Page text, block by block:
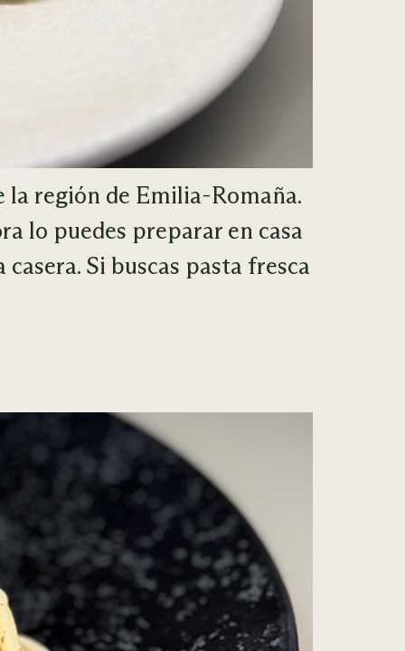
la región de Emilia-Romaña.
lo puedes preparar en casa
Si buscas pasta fresca